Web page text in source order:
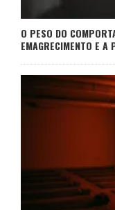
O PESO DO
EMAGRECIMENTO E